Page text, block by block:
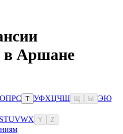
в Аршане
ОПРС Т УФХЦЧШ Ы ЭЮ
STUVWX Y Z